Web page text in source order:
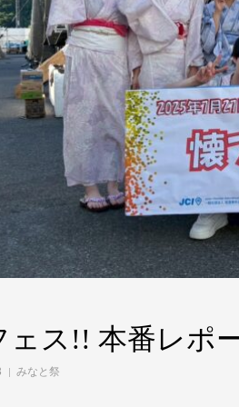
ェス!! 本番レポ
みなと祭